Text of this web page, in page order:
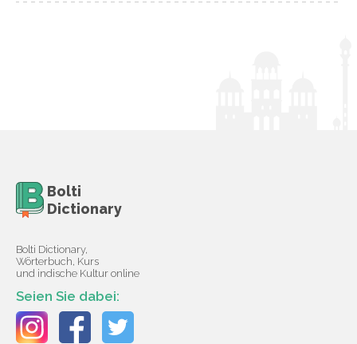
Bolti
Dictionary
Bolti Dictionary,
Wörterbuch, Kurs
und indische Kultur online
Seien Sie dabei: